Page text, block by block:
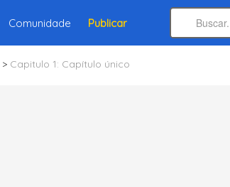
Comunidade Publicar
> Capitulo 1: Capítulo único